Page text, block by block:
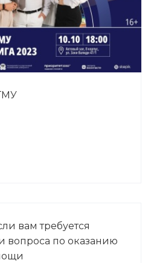
вам требуется
по оказанию